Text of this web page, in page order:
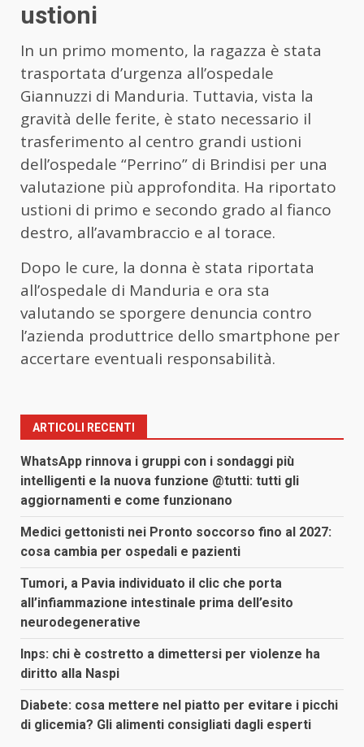
ustioni
In un primo momento, la ragazza è stata
trasportata d’urgenza all’ospedale
Giannuzzi di Manduria. Tuttavia, vista la
gravità delle ferite, è stato necessario il
trasferimento al centro grandi ustioni
dell’ospedale “Perrino” di Brindisi per una
valutazione più approfondita. Ha riportato
ustioni di primo e secondo grado al fianco
destro, all’avambraccio e al torace.
Dopo le cure, la donna è stata riportata
all’ospedale di Manduria e ora sta
valutando se sporgere denuncia contro
l’azienda produttrice dello smartphone per
accertare eventuali responsabilità.
ARTICOLI RECENTI
WhatsApp rinnova i gruppi con i sondaggi più
intelligenti e la nuova funzione @tutti: tutti gli
aggiornamenti e come funzionano
Medici gettonisti nei Pronto soccorso fino al 2027:
cosa cambia per ospedali e pazienti
Tumori, a Pavia individuato il clic che porta
all’infiammazione intestinale prima dell’esito
neurodegenerative
Inps: chi è costretto a dimettersi per violenze ha
diritto alla Naspi
Diabete: cosa mettere nel piatto per evitare i picchi
di glicemia? Gli alimenti consigliati dagli esperti